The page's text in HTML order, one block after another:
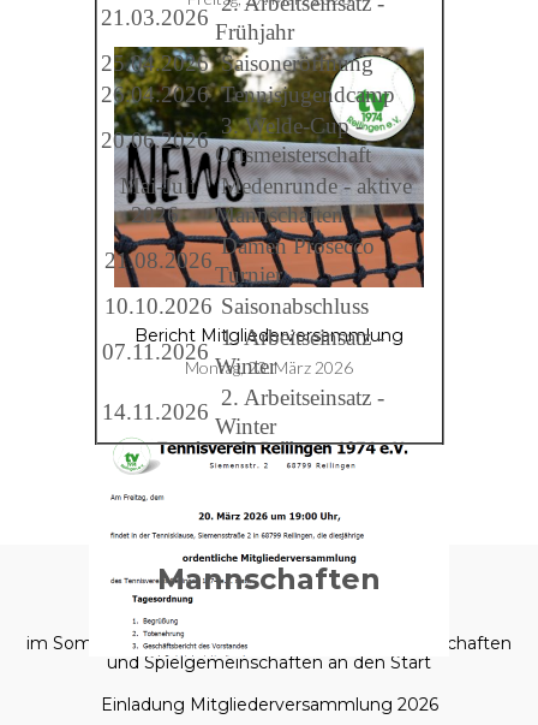
Bericht Mitgliederversammlung
Montag, 23. März 2026
Einladung Mitgliederversammlung 2026
21.03.2026
Frühjahr
25.04.2026 Saisoneröffnung
26.04.2026 Tennisjugendcamp
20.06.2026
3. Welde-Cup -
Ortsmeisterschaft
Mai-Juli
2026
Medenrunde - aktive
Mannschaften
21.08.2026
Damen Prosecco
Turnier
10.10.2026 Saisonabschluss
07.11.2026
1. Arbeitseinsatz -
Winter
14.11.2026
2. Arbeitseinsatz -
Winter
Mannschaften
im Sommer 2025 gehen wir mit folgenden Mannschaften
und Spielgemeinschaften an den Start